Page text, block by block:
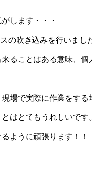
します・・・
の吹き込みを行いまし
ることはある意味、個
場で実際に作業をす
はとてもうれしいです
ように頑張ります！！